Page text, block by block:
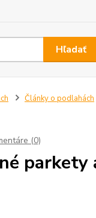
Hľadať
Články o podlahách
(0)
parkety